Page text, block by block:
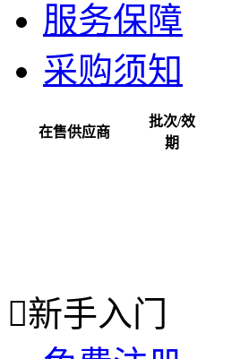
服务保障
采购须知
在售供应商
批次/效
期
新手入门